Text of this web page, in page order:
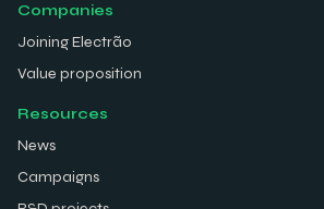
Companies
Joining Electrão
Value proposition
Resources
News
Campaigns